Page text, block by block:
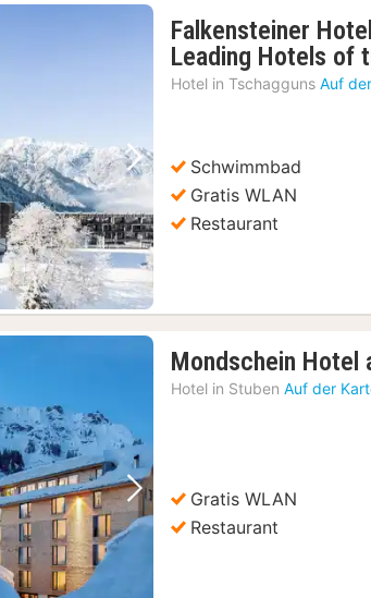
Nächstes Bild
Falkensteiner
Leading Hotels of
Hotel in Tschagguns Auf
Schwimmbad
Gratis WLAN
Restaurant
Nächstes Bild
Mondschein Hotel
Hotel in Stuben Auf der
Gratis WLAN
Restaurant